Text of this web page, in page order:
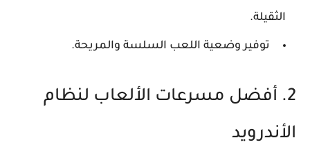
الثقيلة.
توفير وضعية اللعب السلسة والمريحة.
2. أفضل مسرعات الألعاب لنظام
الأندرويد